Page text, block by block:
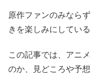
原作ファンのみなら
きを楽しみにしている
この記事では、アニ
のか、見どころや予